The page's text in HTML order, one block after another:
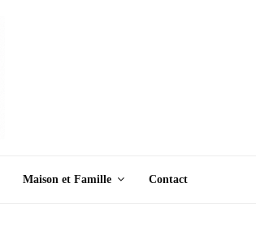
Maison et Famille Contact